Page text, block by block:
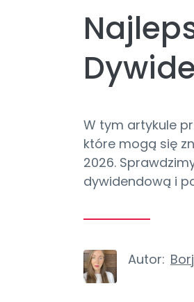
W tym artykule
które mogą się
2026.
dywidendową i
Autor: